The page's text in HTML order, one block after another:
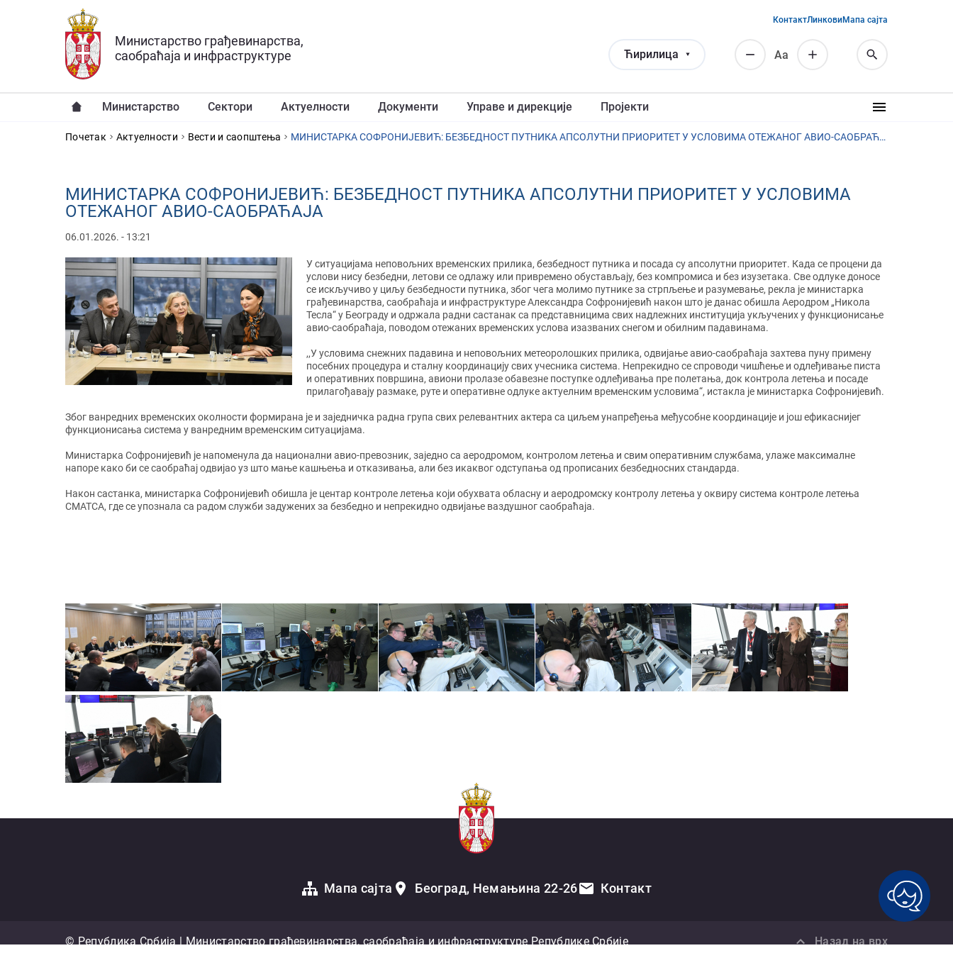
Прескочи на главни део садржаја
Министарство грађевинарства,
саобраћаја и инфраструктуре
Ћирилица Аа
КонтактЛинковиМапа сајта
Министарство Сектори Актуелности Документи Управе и дирекције Пројекти
YOU ARE HERE
Почетак Актуелности Вести и саопштења МИНИСТАРКА СОФРОНИЈЕВИЋ: БЕЗБЕДНОСТ ПУТНИКА АПСОЛУТНИ ПРИОРИТЕТ У УСЛОВИМА ОТЕЖАНОГ АВИО-САОБРАЋАЈА
МИНИСТАРКА СОФРОНИЈЕВИЋ: БЕЗБЕДНОСТ ПУТНИКА АПСОЛУТНИ ПРИОРИТЕТ У УСЛОВИМА
ОТЕЖАНОГ АВИО-САОБРАЋАЈА
06.01.2026. - 13:21
У ситуацијама неповољних временских прилика, безбедност путника и посада су апсолутни приоритет. Када се процени да
услови нису безбедни, летови се одлажу или привремено обустављају, без компромиса и без изузетака. Све одлуке доносе
се искључиво у циљу безбедности путника, због чега молимо путнике за стрпљење и разумевање, рекла је министарка
грађевинарства, саобраћаја и инфраструктуре Александра Софронијевић након што је данас обишла Аеродром „Никола
Тесла“ у Београду и одржала радни састанак са представницима свих надлежних институција укључених у функционисање
авио-саобраћаја, поводом отежаних временских услова изазваних снегом и обилним падавинама.
,,У условима снежних падавина и неповољних метеоролошких прилика, одвијање авио-саобраћаја захтева пуну примену
посебних процедура и сталну координацију свих учесника система. Непрекидно се спроводи чишћење и одлеђивање писта
и оперативних површина, авиони пролазе обавезне поступке одлеђивања пре полетања, док контрола летења и посаде
прилагођавају размаке, руте и оперативне одлуке актуелним временским условима“, истакла је министарка Софронијевић.
Због ванредних временских околности формирана је и заједничка радна група свих релевантних актера са циљем унапређења међусобне координације и још ефикаснијег
функционисања система у ванредним временским ситуацијама.
Министарка Софронијевић је напоменула да национални авио-превозник, заједно са аеродромом, контролом летења и свим оперативним службама, улаже максималне
напоре како би се саобраћај одвијао уз што мање кашњења и отказивања, али без икаквог одступања од прописаних безбедносних стандарда.
Након састанка, министарка Софронијевић обишла је центар контроле летења који обухвата обласну и аеродромску контролу летења у оквиру система контроле летења
СМАТСА, где се упознала са радом служби задужених за безбедно и непрекидно одвијање ваздушног саобраћаја.
Мапа сајта Београд, Немањина 22-26 Контакт
© Република Србија | Министарство грађевинарства, саобраћаја и инфраструктуре Републике Србије Назад на врх